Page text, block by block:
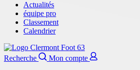
Actualités
équipe pro
Classement
Calendrier
Recherche
Mon compte